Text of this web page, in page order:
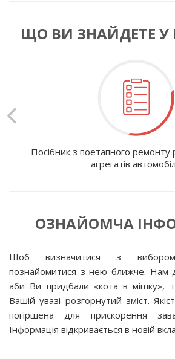
ЩО ВИ ЗНАЙДЕТЕ У
Посібник з поетапного ремонту
агрегатів
ОЗНАЙОМЧА
Щоб визначитися з
познайомитися з нею ближче. Нам
аби Ви придбали «кота в мішку»,
Вашій увазі розгорнутий зміст.
погіршена для прискорення
Інформація відкривається в новій